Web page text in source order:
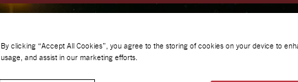
By clicking “Accept All Cookies”, you agree to the storing of cookies on your device to
usage, and assist in our marketing efforts.